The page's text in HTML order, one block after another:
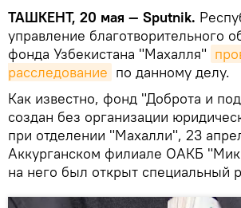
ТАШКЕНТ, 20 мая — Sputnik.
управление благотворительного
фонда Узбекистана "Махалля"
расследование по данному делу.
Как известно, фонд "Доброта и
создан без организации
при отделении "Махалли", 23
Аккурганском филиале ОАКБ
на него был открыт специальный